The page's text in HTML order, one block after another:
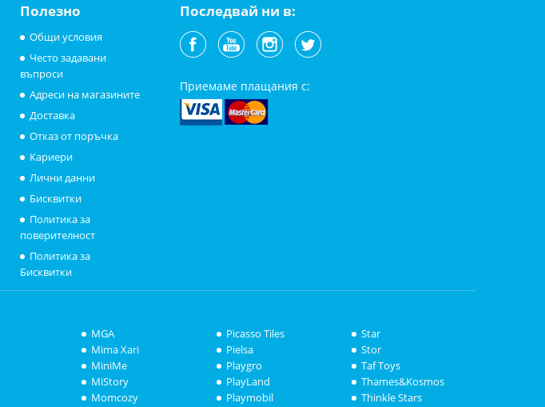
Полезно
Общи условия
Често задавани
въпроси
Адреси на магазините
Доставка
Отказ от поръчка
Кариери
Лични данни
Бисквитки
Политика за
поверителност
Политика за
Бисквитки
Последвай ни в:
Приемаме плащания с:
MGA
Mima Xari
MiniMe
MiStory
Momcozy
Picasso Tiles
Pielsa
Playgro
PlayLand
Playmobil
Star
Stor
Taf Toys
Thames&Kosmos
Thinkle Stars